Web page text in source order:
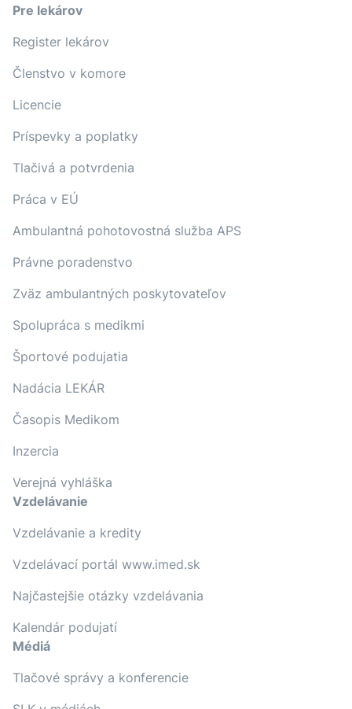
Pre lekárov
Register lekárov
Členstvo v komore
Licencie
Príspevky a poplatky
Tlačivá a potvrdenia
Práca v EÚ
Ambulantná pohotovostná služba APS
Právne poradenstvo
Zväz ambulantných poskytovateľov
Spolupráca s medikmi
Športové podujatia
Nadácia LEKÁR
Časopis Medikom
Inzercia
Verejná vyhláška
Vzdelávanie
Vzdelávanie a kredity
Vzdelávací portál www.imed.sk
Najčastejšie otázky vzdelávania
Kalendár podujatí
Médiá
Tlačové správy a konferencie